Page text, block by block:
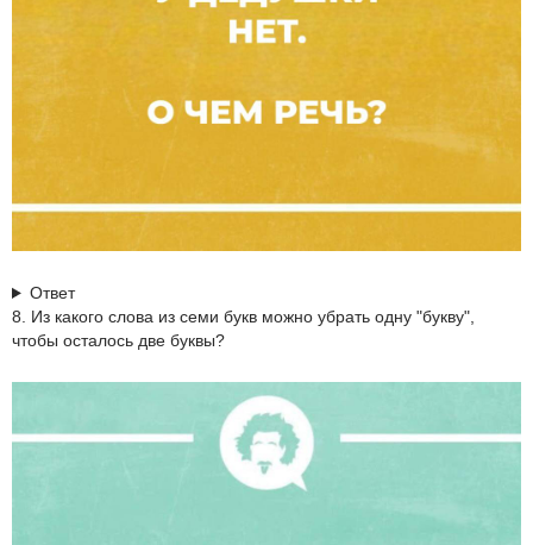
Ответ
8. Из какого слова из семи букв можно убрать одну "букву",
чтобы осталось две буквы?